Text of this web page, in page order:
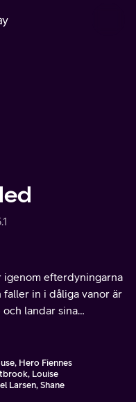
igenom efterdyningarna
in i dåliga vanor är
landar sina
Hero Fiennes
Louise
Larsen, Shane